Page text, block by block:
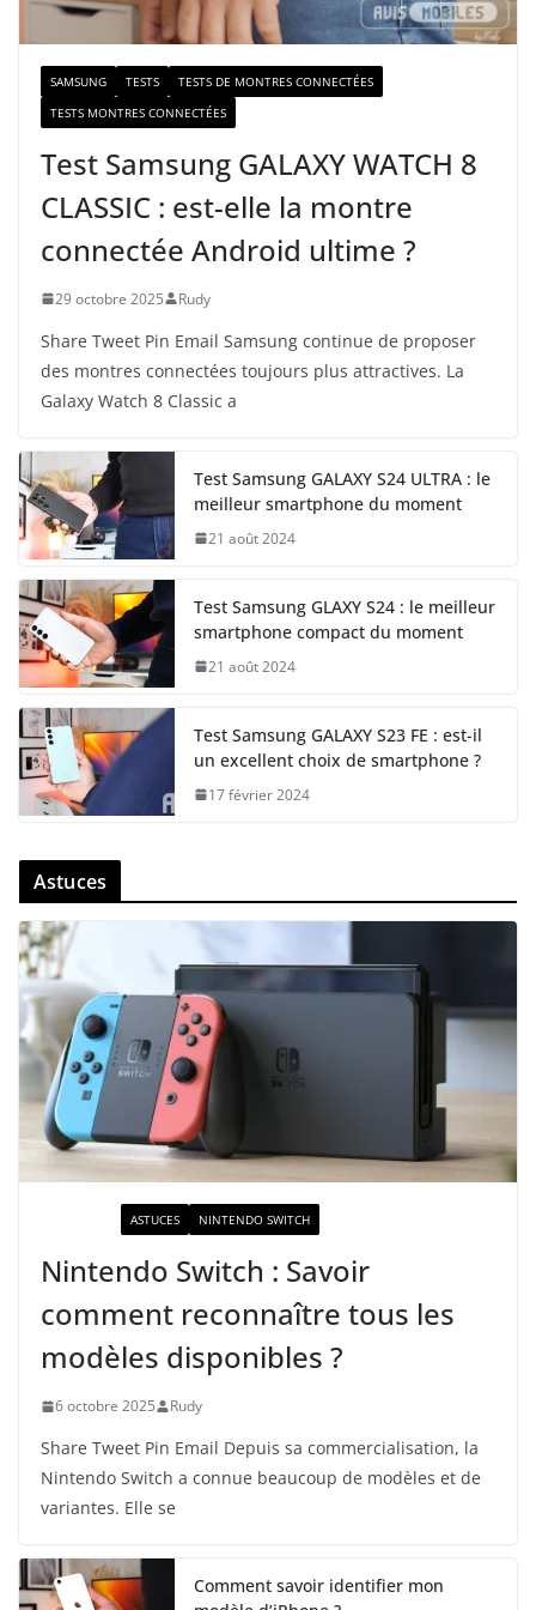
SAMSUNG TESTS
TESTS DE MONTRES CONNECTÉES
TESTS MONTRES CONNECTÉES
Test Samsung GALAXY WATCH 8
CLASSIC : est-elle la montre
connectée Android ultime ?
29 octobre 2025 Rudy
Share Tweet Pin Email Samsung continue de proposer
des montres connectées toujours plus attractives. La
Galaxy Watch 8 Classic a
Test Samsung GALAXY S24 ULTRA : le
meilleur smartphone du moment
21 août 2024
Test Samsung GLAXY S24 : le meilleur
smartphone compact du moment
21 août 2024
Test Samsung GALAXY S23 FE : est-il
un excellent choix de smartphone ?
17 février 2024
Astuces
ASTUCES NINTENDO SWITCH
Nintendo Switch : Savoir
comment reconnaître tous les
modèles disponibles ?
6 octobre 2025 Rudy
Share Tweet Pin Email Depuis sa commercialisation, la
Nintendo Switch a connue beaucoup de modèles et de
variantes. Elle se
Comment savoir identifier mon